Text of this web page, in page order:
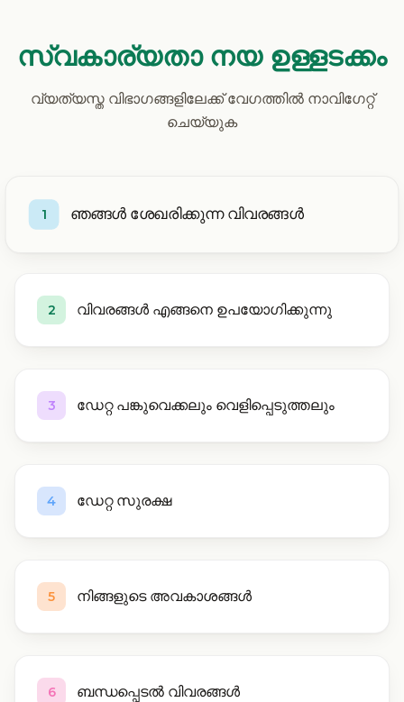
സ്വകാര്യതാ നയ ഉള്ളടക്കം
വ്യത്യസ്ത വിഭാഗങ്ങളിലേക്ക് വേഗത്തിൽ നാവിഗേറ്റ്
ചെയ്യുക
1 ഞങ്ങൾ ശേഖരിക്കുന്ന വിവരങ്ങൾ
2 വിവരങ്ങൾ എങ്ങനെ ഉപയോഗിക്കുന്നു
3 ഡേറ്റ പങ്കുവെക്കലും വെളിപ്പെടുത്തലും
4 ഡേറ്റ സുരക്ഷ
5 നിങ്ങളുടെ അവകാശങ്ങൾ
6 ബന്ധപ്പെടൽ വിവരങ്ങൾ